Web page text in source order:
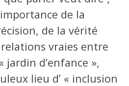
de la
de la vérité
vraies entre
jardin d’enfance »,
lieu d’ « inclusion